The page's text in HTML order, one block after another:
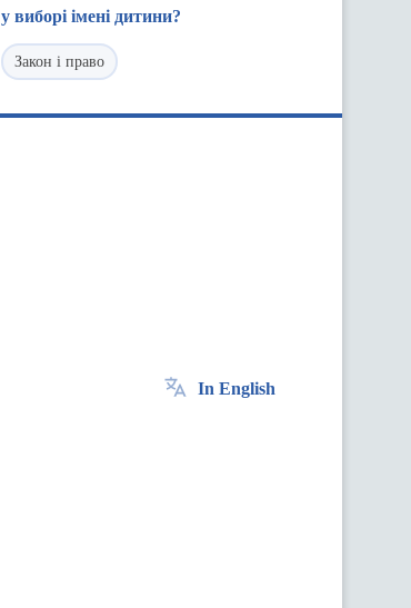
у виборі імені дитини?
Закон і право
In English